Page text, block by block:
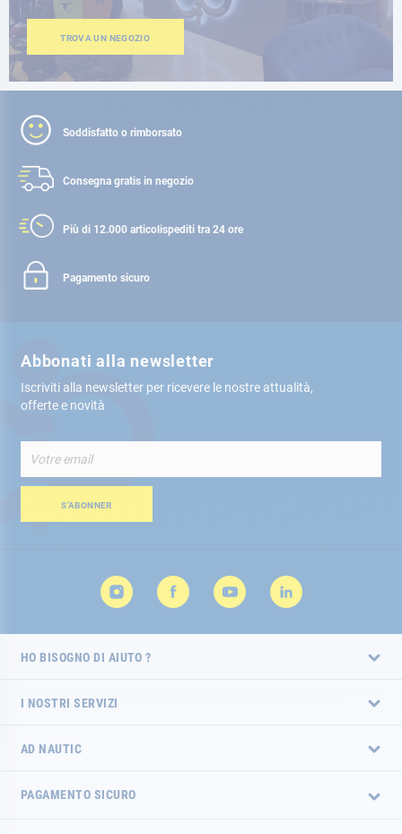
TROVA UN NEGOZIO
Soddisfatto o rimborsato
Consegna gratis in negozio
Più di 12.000 articolispediti tra 24 ore
Pagamento sicuro
Abbonati alla newsletter
Iscriviti alla newsletter per ricevere le nostre attualità,
offerte e novità
alla
nostra
Newsletter:S’ABONNER
HO BISOGNO DI AIUTO ?
I NOSTRI SERVIZI
AD NAUTIC
PAGAMENTO SICURO